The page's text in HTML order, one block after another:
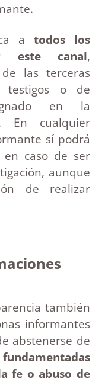
a todos los
este canal,
las terceras
testigos o de
en la
En cualquier
sí podrá
caso de ser
aunque
de realizar
también
informantes
abstenerse de
fundamentadas
fe o abuso de